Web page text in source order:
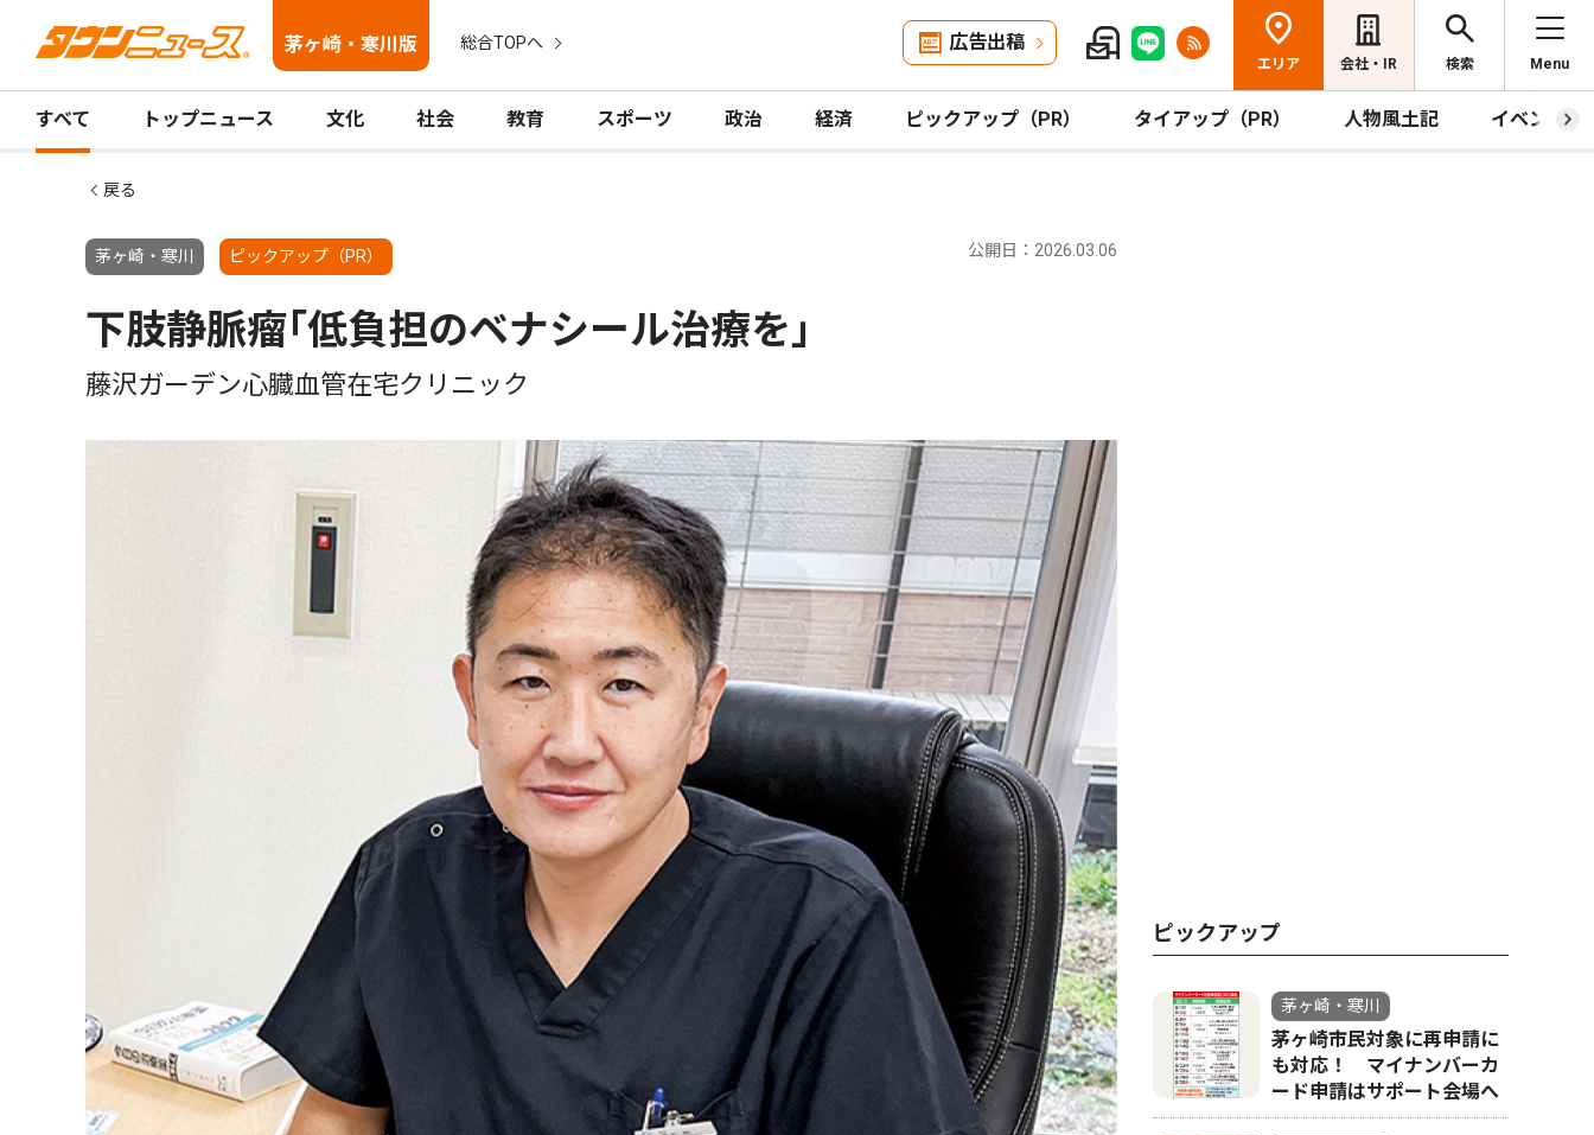
茅ヶ崎・寒川版 総合TOPへ 広告出稿
エリア 会社・IR 検索 Menu
すべて トップニュース 文化 社会 教育 スポーツ 政治 経済 ピックアップ（PR） タイアップ（PR） 人物風土記 イベント
戻る
茅ヶ崎・寒川 ピックアップ（PR） 公開日：2026.03.06
下肢静脈瘤｢低負担のベナシール治療を｣
藤沢ガーデン心臓血管在宅クリニック
ピックアップ
茅ヶ崎・寒川
茅ヶ崎市民対象に再申請に
も対応！ マイナンバーカ
ード申請はサポート会場へ